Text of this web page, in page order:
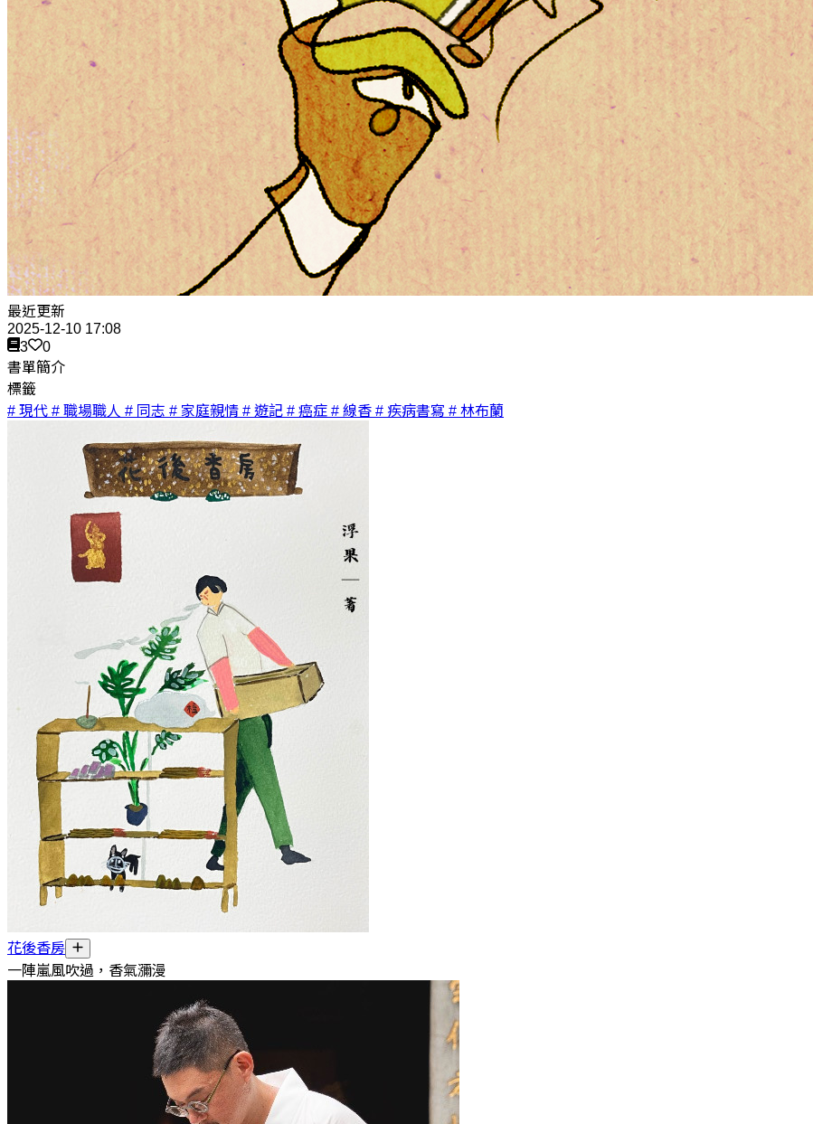
最近更新
2025-12-10 17:08
3
0
書單簡介
標籤
# 現代 # 職場職人 # 同志 # 家庭親情 # 遊記 # 癌症 # 線香 # 疾病書寫 # 林布蘭
花後香房
一陣嵐風吹過，香氣瀰漫